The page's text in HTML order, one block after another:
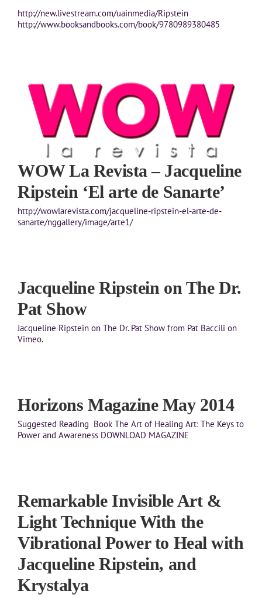
http://new.livestream.com/uainmedia/Ripstein
http://www.booksandbooks.com/book/9780989380485
WOW La Revista – Jacqueline
Ripstein ‘El arte de Sanarte’
http://wowlarevista.com/jacqueline-ripstein-el-arte-de-
sanarte/nggallery/image/arte1/
Jacqueline Ripstein on The Dr.
Pat Show
Jacqueline Ripstein on The Dr. Pat Show from Pat Baccili on
Vimeo.
Horizons Magazine May 2014
Suggested Reading Book The Art of Healing Art: The Keys to
Power and Awareness DOWNLOAD MAGAZINE
Remarkable Invisible Art &
Light Technique With the
Vibrational Power to Heal with
Jacqueline Ripstein, and
Krystalya